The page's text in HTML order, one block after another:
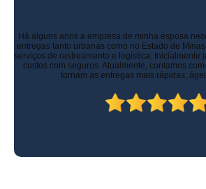
Há alguns anos a empresa de minha esposa
entregas tanto urbanas como no Estado de
serviços de rastreamento e logística. Inicialmente
custos com seguros. Atualmente, contamos
tornam as entregas mais rápidas,